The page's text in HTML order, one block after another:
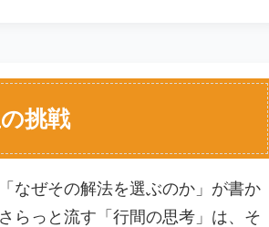
挑戦
なぜその解法を選ぶのか」が書か
らっと流す「行間の思考」は、そ